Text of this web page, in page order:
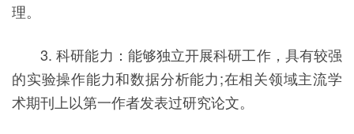
理。
3. 科研能力：能够独立开展科研工作，具有较强
的实验操作能力和数据分析能力;在相关领域主流学
术期刊上以第一作者发表过研究论文。